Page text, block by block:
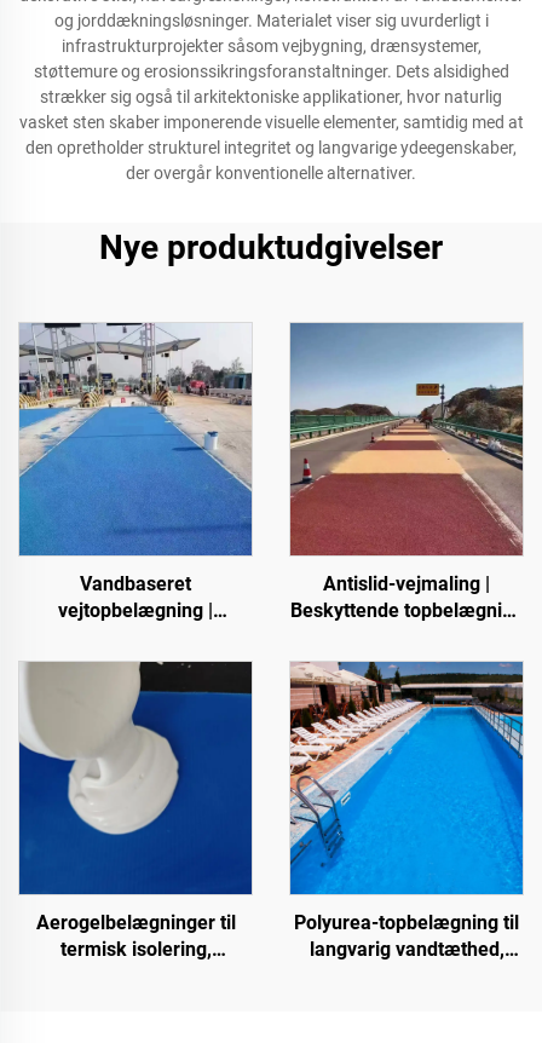
og jorddækningsløsninger. Materialet viser sig uvurderligt i
infrastrukturprojekter såsom vejbygning, drænsystemer,
støttemure og erosionssikringsforanstaltninger. Dets alsidighed
strækker sig også til arkitektoniske applikationer, hvor naturlig
vasket sten skaber imponerende visuelle elementer, samtidig med at
den opretholder strukturel integritet og langvarige ydeegenskaber,
der overgår konventionelle alternativer.
Nye produktudgivelser
Vandbaseret
vejtopbelægning |
topbelægning til flere
underlagsarter til
indendørs og udendørs
belægninger
Antislid-vejmaling |
Beskyttende topbelægning
indendørs og udendørs
belægninger
Aerogelbelægninger til
termisk isolering,
Polyurea-topbelægning til
langvarig vandtæthed,